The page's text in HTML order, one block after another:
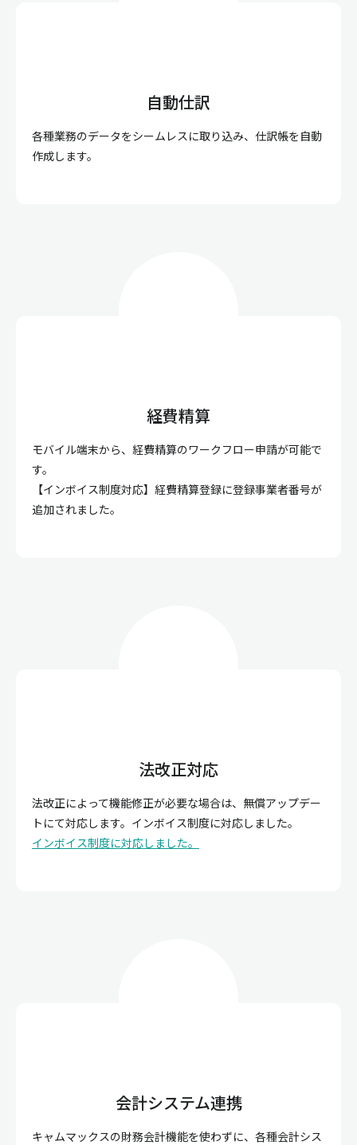
自動仕訳
各種業務のデータをシームレスに取り込み、仕訳帳を自動
作成します。
経費精算
モバイル端末から、経費精算のワークフロー申請が可能で
す。
【インボイス制度対応】経費精算登録に登録事業者番号が
追加されました。
法改正対応
法改正によって機能修正が必要な場合は、無償アップデー
トにて対応します。インボイス制度に対応しました。
インボイス制度に対応しました。
会計システム連携
キャムマックスの財務会計機能を使わずに、各種会計シス